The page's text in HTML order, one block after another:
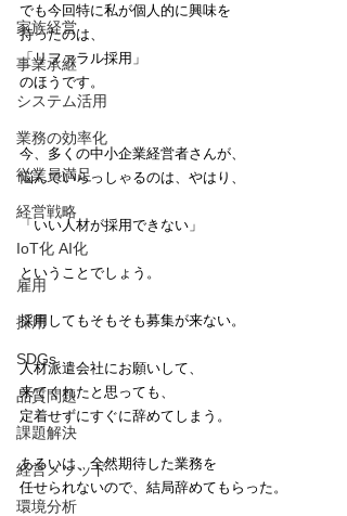
家族経営
事業承継
システム活用
業務の効率化
従業員満足
経営戦略
IoT化 AI化
雇用
採用
SDGs
品質問題
課題解決
経営メソッド
環境分析
でも今回特に私が個人的に興味を
持ったのは、
「リファラル採用」
のほうです。
今、多くの中小企業経営者さんが、
悩んでいらっしゃるのは、やはり、
「いい人材が採用できない」
ということでしょう。
採用してもそもそも募集が来ない。
人材派遣会社にお願いして、
来てくれたと思っても、
定着せずにすぐに辞めてしまう。
あるいは、全然期待した業務を
任せられないので、結局辞めてもらった。